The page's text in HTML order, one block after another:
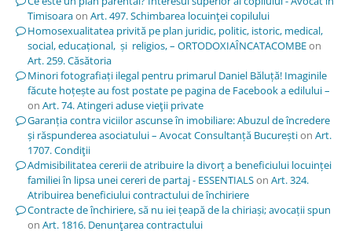
Timisoaraon Art. 497. Schimbarea locuinţei copilului
Homosexualitatea privită pe plan juridic, politic, istoric, medical,
social, educațional, și religios, – ORTODOXIAÎNCATACOMBEon
Art. 259. Căsătoria
Minori fotografiați ilegal pentru primarul Daniel Băluță! Imaginile
făcute hoțește au fost postate pe pagina de Facebook a edilului –
on Art. 74. Atingeri aduse vieţii private
Garanția contra viciilor ascunse în imobiliare: Abuzul de încredere
și răspunderea asociatului – Avocat Consultanță Bucureștion Art.
1707. Condiţii
Admisibilitatea cererii de atribuire la divorț a beneficiului locuinței
familiei în lipsa unei cereri de partaj - ESSENTIALSon Art. 324.
Atribuirea beneficiului contractului de închiriere
Contracte de închiriere, să nu iei țeapă de la chiriași; avocații spun
on Art. 1816. Denunţarea contractului